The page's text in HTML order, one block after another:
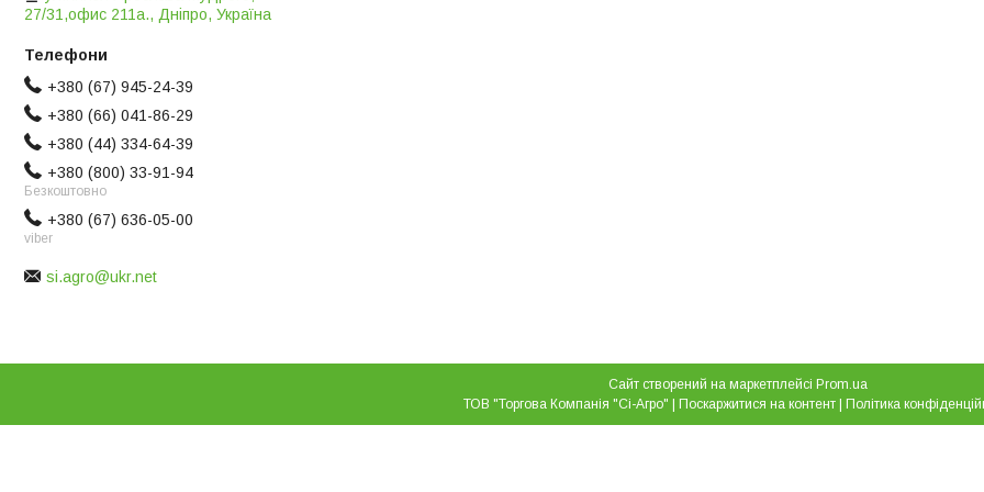
27/31,офис 211а., Дніпро, Україна
+380 (67) 945-24-39
+380 (66) 041-86-29
+380 (44) 334-64-39
+380 (800) 33-91-94
Безкоштовно
+380 (67) 636-05-00
viber
si.agro@ukr.net
Сайт створений на маркетплейсі Prom.ua
ТОВ "Торгова Компанія "Сі-Агро" | Поскаржитися на контент | Політика